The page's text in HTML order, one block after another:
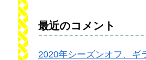
最近のコメント
2020年シーズンオフ、ギ